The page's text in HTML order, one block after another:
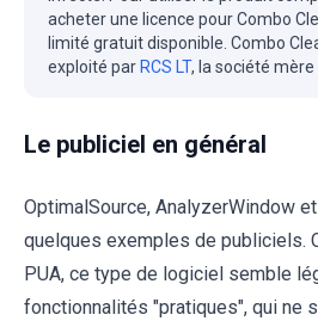
acheter une licence pour Combo
limité gratuit disponible. Combo
exploité par RCS LT, la société mère
Le publiciel en général
OptimalSource, AnalyzerWindow et
quelques exemples de publiciels.
PUA, ce type de logiciel semble
fonctionnalités "pratiques", qui ne